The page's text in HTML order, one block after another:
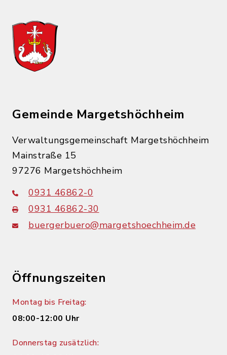
Gemeinde Margetshöchheim
Verwaltungsgemeinschaft Margetshöchheim
Mainstraße 15
97276 Margetshöchheim
0931 46862-0
0931 46862-30
buergerbuero@margetshoechheim.de
Öffnungszeiten
Montag bis Freitag:
08:00-12:00 Uhr
Donnerstag zusätzlich: